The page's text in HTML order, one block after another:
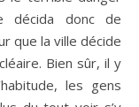
décida donc de
que la ville décide
Bien sûr, il y
les gens